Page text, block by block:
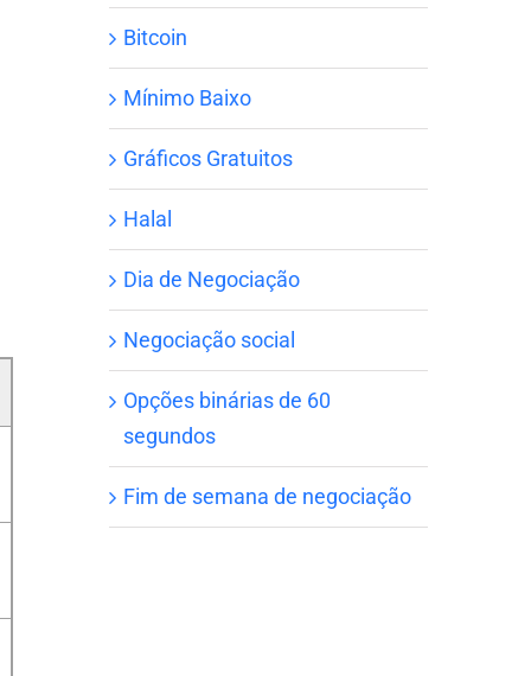
Bitcoin
Mínimo Baixo
Gráficos Gratuitos
Halal
Dia de Negociação
Negociação social
Opções binárias de 60
segundos
Fim de semana de negociação